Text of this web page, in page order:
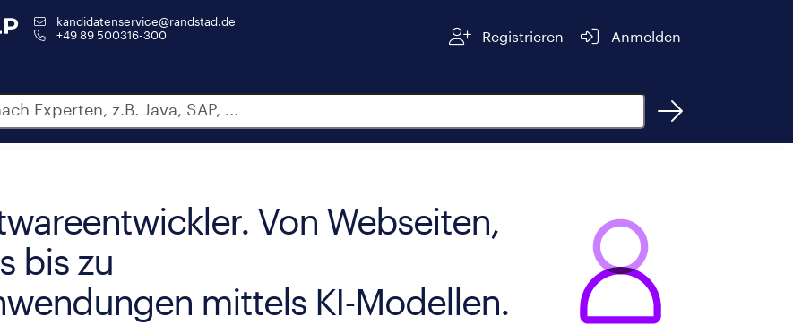
kandidatenservice@randstad.de
+49 89 500316-300
Registrieren Anmelden
Von Webseiten,
bis zu
mittels KI-Modellen.